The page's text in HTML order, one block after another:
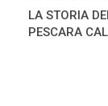
LA STORIA
PESCARA